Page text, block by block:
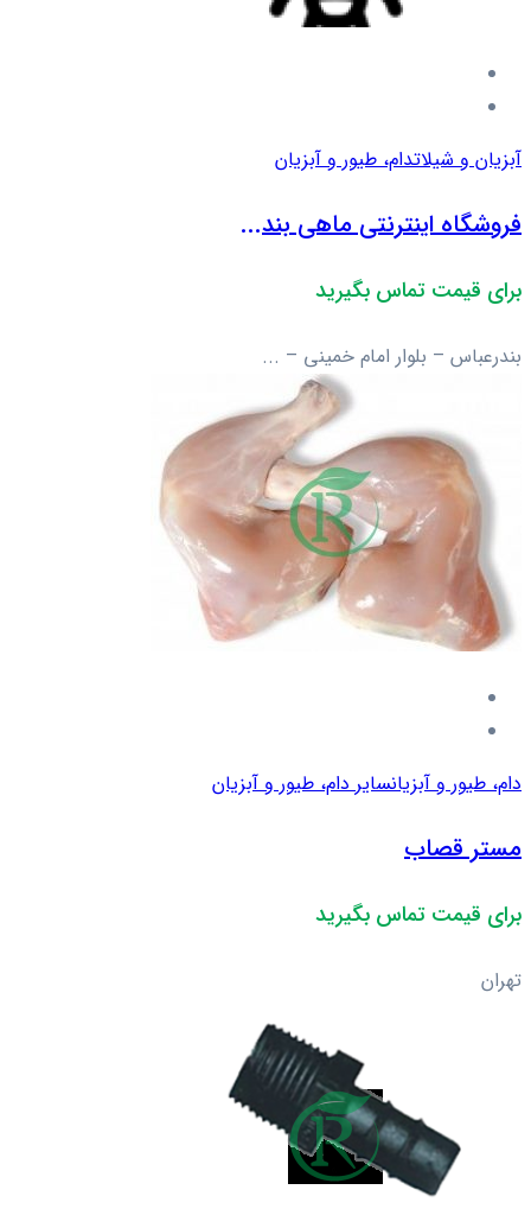
آبزیان و شیلاتدام، طیور و آبزیان
فروشگاه اینترنتی ماهی بند...
برای قیمت تماس بگیرید
بندرعباس – بلوار امام خمینی – ...
دام، طیور و آبزیانسایر دام، طیور و آبزیان
مستر قصاب
برای قیمت تماس بگیرید
تهران